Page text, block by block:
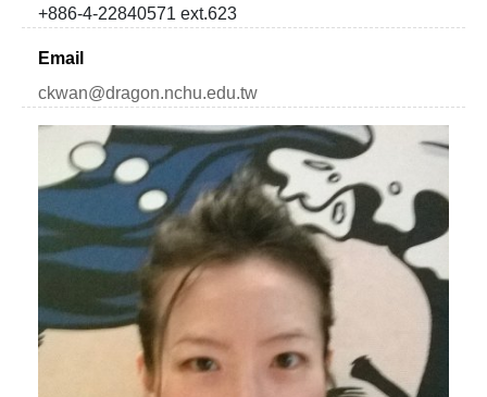
+886-4-22840571 ext.623
Email
ckwan@dragon.nchu.edu.tw